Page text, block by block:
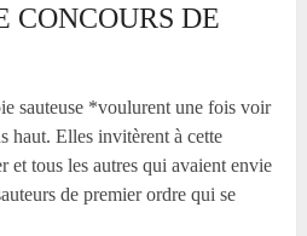
CONCOURS DE
sauteuse *voulurent une fois voir
haut. Elles invitèrent à cette
et tous les autres qui avaient envie
de premier ordre qui se